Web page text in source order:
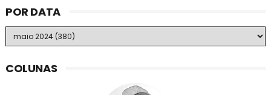
POR DATA
COLUNAS